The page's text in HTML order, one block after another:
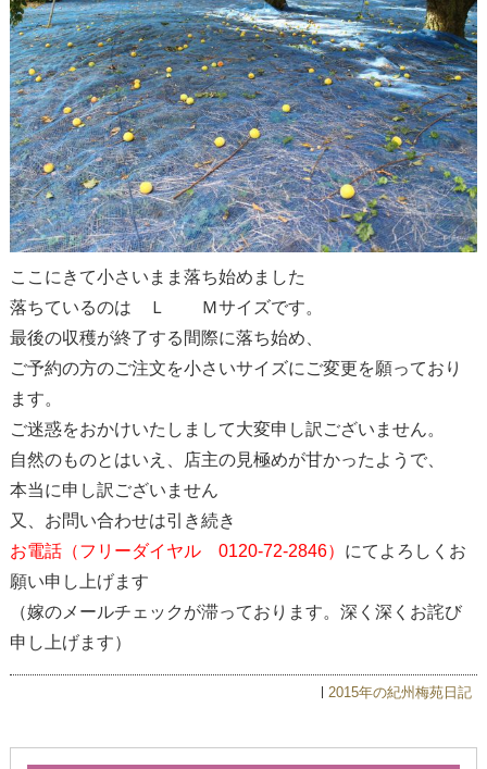
ここにきて小さいまま落ち始めました
落ちているのは Ｌ Ｍサイズです。
最後の収穫が終了する間際に落ち始め、
ご予約の方のご注文を小さいサイズにご変更を願っており
ます。
ご迷惑をおかけいたしまして大変申し訳ございません。
自然のものとはいえ、店主の見極めが甘かったようで、
本当に申し訳ございません
又、お問い合わせは引き続き
お電話（フリーダイヤル 0120-72-2846） にてよろしくお
願い申し上げます
（嫁のメールチェックが滞っております。深く深くお詫び
申し上げます）
2015年の紀州梅苑日記